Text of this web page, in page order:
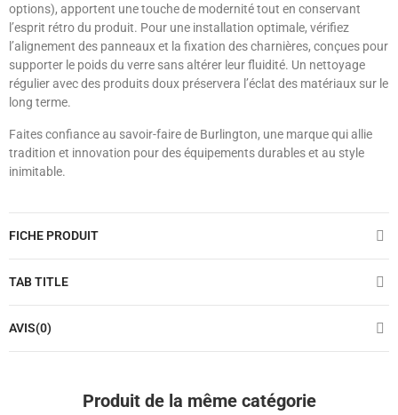
options), apportent une touche de modernité tout en conservant
l’esprit rétro du produit. Pour une installation optimale, vérifiez
l’alignement des panneaux et la fixation des charnières, conçues pour
supporter le poids du verre sans altérer leur fluidité. Un nettoyage
régulier avec des produits doux préservera l’éclat des matériaux sur le
long terme.
Faites confiance au savoir-faire de Burlington, une marque qui allie
tradition et innovation pour des équipements durables et au style
inimitable.
FICHE PRODUIT
TAB TITLE
AVIS(0)
Produit de la même catégorie